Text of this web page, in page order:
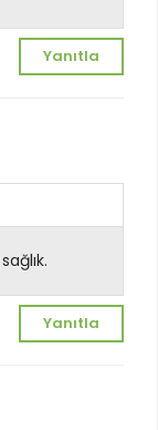
Yanıtla
Yanıtla